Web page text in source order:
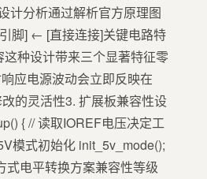
计分析通过解析官方原理图
脚] ← [直接连接]关键电路特
种设计带来三个显著特征零
应电源波动会立即反映在
的灵活性3. 扩展板兼容性设
{ // 读取IOREF电压决定工
模式初始化 init_5v_mode();
式电平转换方案兼容性等级